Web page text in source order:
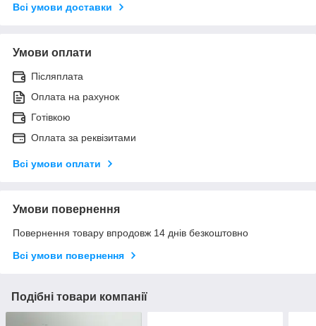
Всі умови доставки
Умови оплати
Післяплата
Оплата на рахунок
Готівкою
Оплата за реквізитами
Всі умови оплати
Умови повернення
Повернення товару впродовж 14 днів безкоштовно
Всі умови повернення
Подібні товари компанії